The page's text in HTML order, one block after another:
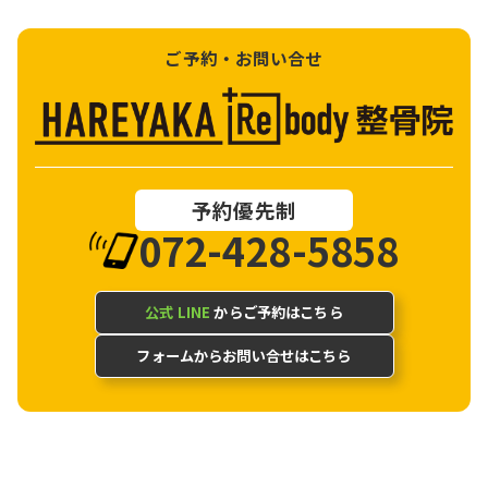
ご予約・お問い合せ
予約優先制
072-428-5858
公式 LINE からご予約はこちら
フォームからお問い合せはこちら